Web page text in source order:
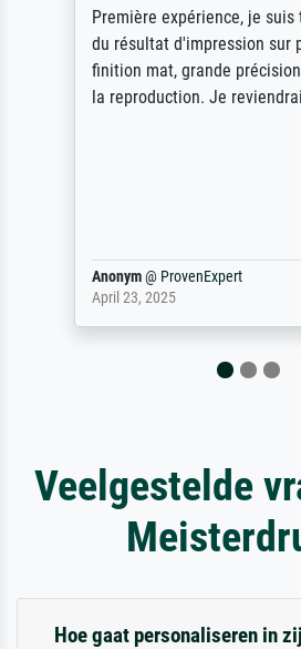
Première expérience, je suis
du résultat d'impression sur
finition mat, grande précision
la reproduction. Je reviendrai !
Anonym@ProvenExpert
April 23, 2025
Veelgestelde
Hoe gaat personaliseren in